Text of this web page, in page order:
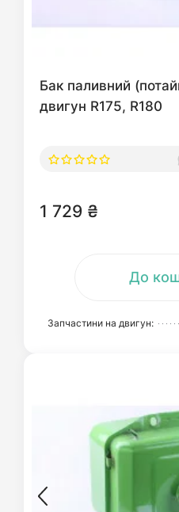
Бак паливний
двигун R175, R180
1 729 ₴
До
Запчастини на двигун: